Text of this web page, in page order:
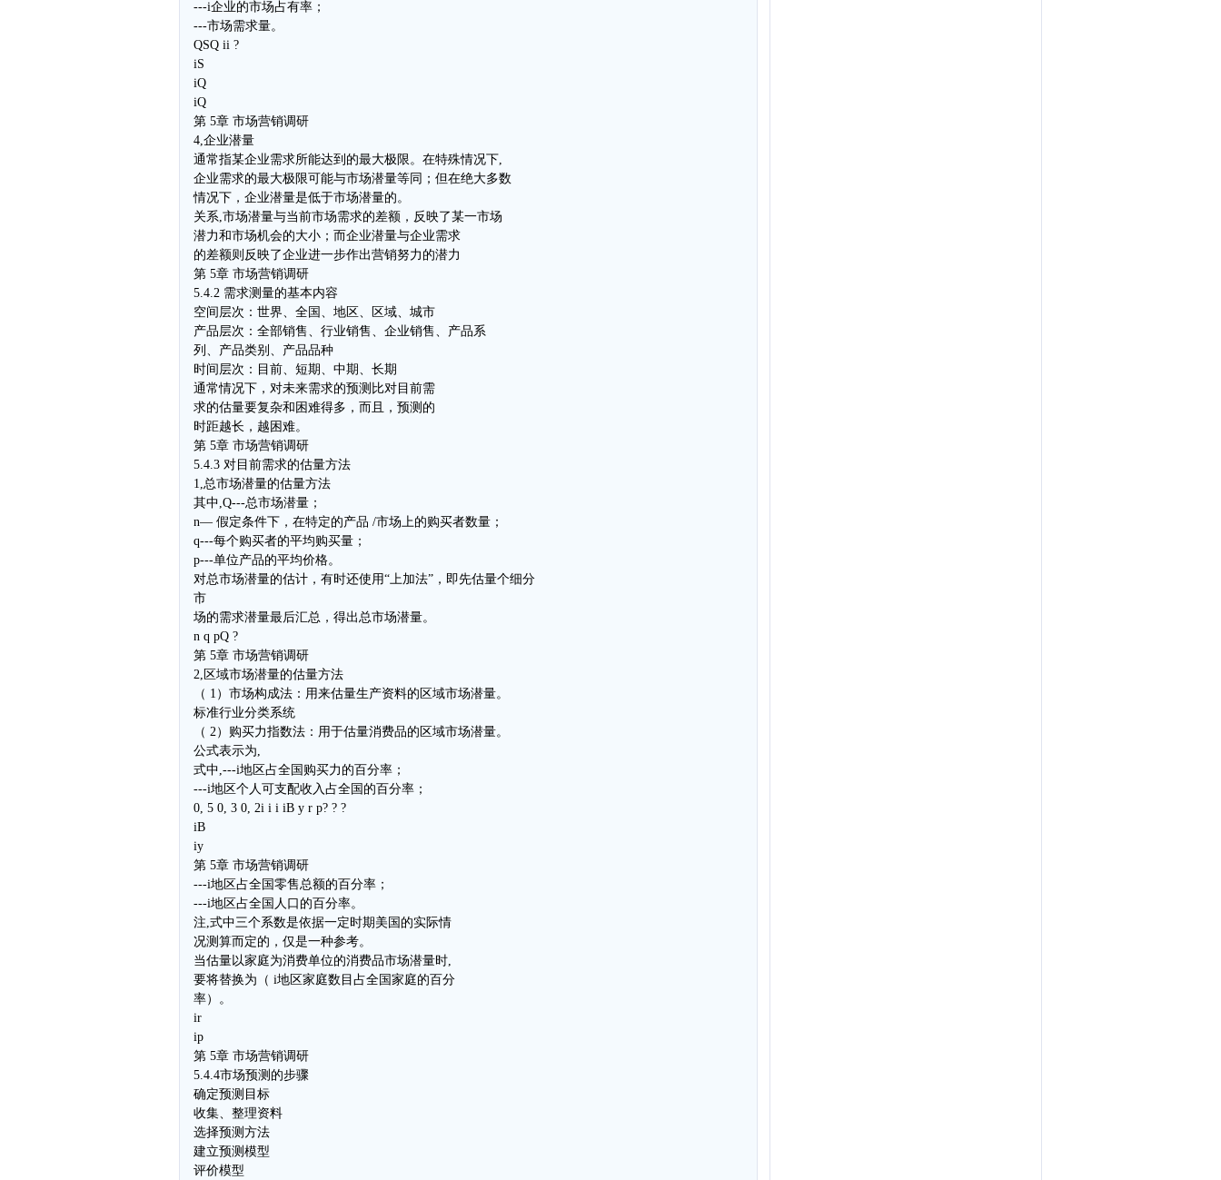
---i企业的市场占有率；
---市场需求量。
QSQ ii ?
iS
iQ
iQ
第 5章 市场营销调研
4,企业潜量
通常指某企业需求所能达到的最大极限。在特殊情况下,
企业需求的最大极限可能与市场潜量等同；但在绝大多数
情况下，企业潜量是低于市场潜量的。
关系,市场潜量与当前市场需求的差额，反映了某一市场
潜力和市场机会的大小；而企业潜量与企业需求
的差额则反映了企业进一步作出营销努力的潜力
第 5章 市场营销调研
5.4.2 需求测量的基本内容
空间层次：世界、全国、地区、区域、城市
产品层次：全部销售、行业销售、企业销售、产品系
列、产品类别、产品品种
时间层次：目前、短期、中期、长期
通常情况下，对未来需求的预测比对目前需
求的估量要复杂和困难得多，而且，预测的
时距越长，越困难。
第 5章 市场营销调研
5.4.3 对目前需求的估量方法
1,总市场潜量的估量方法
其中,Q---总市场潜量；
n— 假定条件下，在特定的产品 /市场上的购买者数量；
q---每个购买者的平均购买量；
p---单位产品的平均价格。
对总市场潜量的估计，有时还使用“上加法”，即先估量个细分
市
场的需求潜量最后汇总，得出总市场潜量。
n q pQ ?
第 5章 市场营销调研
2,区域市场潜量的估量方法
（ 1）市场构成法：用来估量生产资料的区域市场潜量。
标准行业分类系统
（ 2）购买力指数法：用于估量消费品的区域市场潜量。
公式表示为,
式中,---i地区占全国购买力的百分率；
---i地区个人可支配收入占全国的百分率；
0, 5 0, 3 0, 2i i i iB y r p? ? ?
iB
iy
第 5章 市场营销调研
---i地区占全国零售总额的百分率；
---i地区占全国人口的百分率。
注,式中三个系数是依据一定时期美国的实际情
况测算而定的，仅是一种参考。
当估量以家庭为消费单位的消费品市场潜量时,
要将替换为（ i地区家庭数目占全国家庭的百分
率）。
ir
ip
第 5章 市场营销调研
5.4.4市场预测的步骤
确定预测目标
收集、整理资料
选择预测方法
建立预测模型
评价模型